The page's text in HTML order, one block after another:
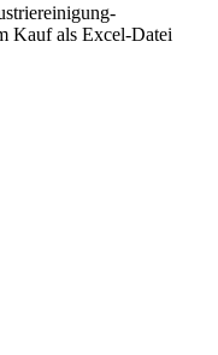
-
Kauf als Excel-Datei